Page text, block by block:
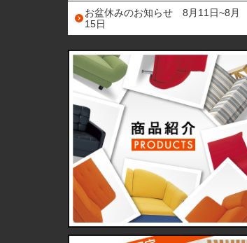
お盆休みのお知らせ 8月11日~8月
15日